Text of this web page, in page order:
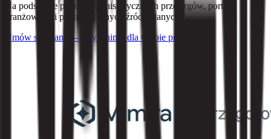
Na podstawie podobnych historycznych przetargów, portali
branżowych i ponad 10 innych źródeł danych.
Umów spotkanie — wycenimy dla Ciebie przetarg